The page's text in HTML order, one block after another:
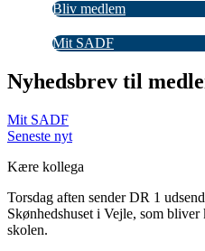
Bliv medlem
Mit SADF
Nyhedsbrev til
Mit SADF
Seneste nyt
Kære kollega
Torsdag aften sender DR 1
Skønhedshuset i Vejle, som
skolen.